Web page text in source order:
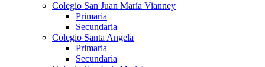
Colegio San Juan María Vianney
Primaria
Secundaria
Colegio Santa Angela
Primaria
Secundaria